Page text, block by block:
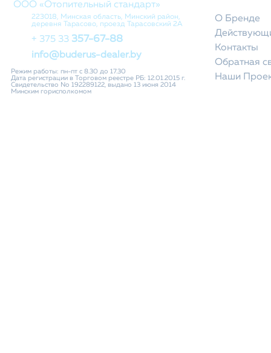
ООО «Отопительный стандарт»
223018, Минская область, Минский район,
деревня Тарасово, проезд Тарасовский 2А
+ 375 33 357-67-88
info@buderus-dealer.by
Режим работы: пн-пт с 8.30 до 17.30
Дата регистрации в Торговом реестре РБ: 12.01.2015 г.
Свидетельство No 192289122, выдано 13 июня 2014
Минским горисполкомом
О Бренде
Контакты
Обратная
Наши